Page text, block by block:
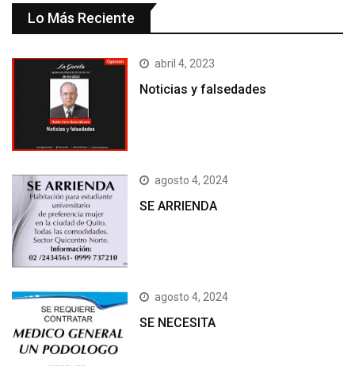
Lo Más Reciente
abril 4, 2023
Noticias y falsedades
agosto 4, 2024
SE ARRIENDA
agosto 4, 2024
SE NECESITA